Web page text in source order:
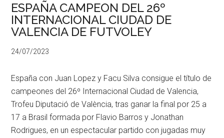
ESPAÑA CAMPEON DEL 26º
INTERNACIONAL CIUDAD DE
VALENCIA DE FUTVOLEY
24/07/2023
España con Juan Lopez y Facu Silva consigue el título de
campeones del 26º Internacional Ciudad de Valencia,
Trofeu Diputació de València, tras ganar la final por 25 a
17 a Brasil formada por Flavio Barros y Jonathan
Rodrigues, en un espectacular partido con jugadas muy